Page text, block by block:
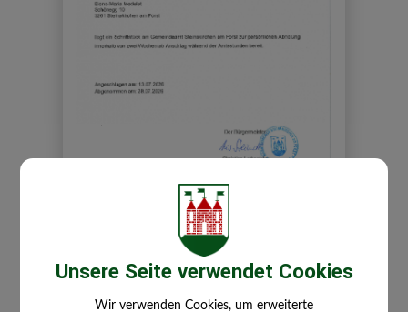
öff. Bekanntmachung
Unsere Seite verwendet Cookies
Wir verwenden Cookies, um erweiterte